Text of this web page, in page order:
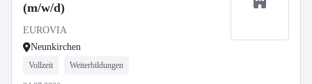
(m/w/d)
EUROVIA
Neunkirchen
Vollzeit Weiterbildungen